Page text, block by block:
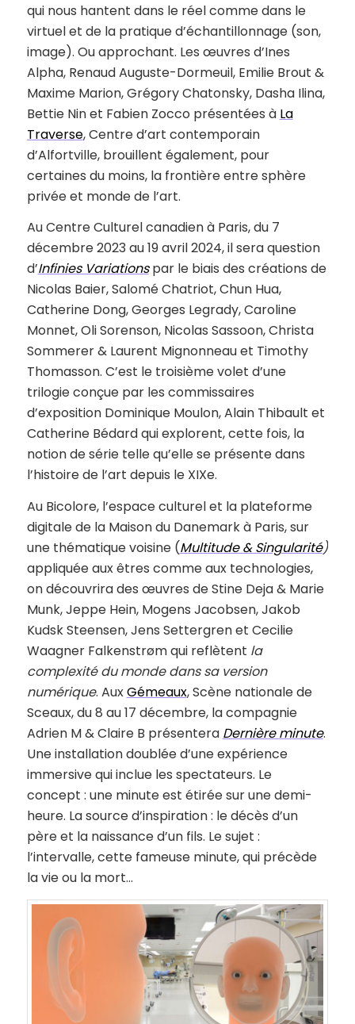
qui nous hantent dans le réel comme dans le
virtuel et de la pratique d’échantillonnage (son,
image). Ou approchant. Les œuvres d’Ines
Alpha, Renaud Auguste-Dormeuil, Emilie Brout &
Maxime Marion, Grégory Chatonsky, Dasha Ilina,
Bettie Nin et Fabien Zocco présentées à La
Traverse, Centre d’art contemporain
d’Alfortville, brouillent également, pour
certaines du moins, la frontière entre sphère
privée et monde de l’art.
Au Centre Culturel canadien à Paris, du 7
décembre 2023 au 19 avril 2024, il sera question
d’Infinies Variationspar le biais des créations de
Nicolas Baier, Salomé Chatriot, Chun Hua,
Catherine Dong, Georges Legrady, Caroline
Monnet, Oli Sorenson, Nicolas Sassoon, Christa
Sommerer & Laurent Mignonneau et Timothy
Thomasson. C’est le troisième volet d’une
trilogie conçue par les commissaires
d’exposition Dominique Moulon, Alain Thibault et
Catherine Bédard qui explorent, cette fois, la
notion de série telle qu’elle se présente dans
l’histoire de l’art depuis le XIXe.
Au Bicolore, l’espace culturel et la plateforme
digitale de la Maison du Danemark à Paris, sur
une thématique voisine (Multitude & Singularité)
appliquée aux êtres comme aux technologies,
on découvrira des œuvres de Stine Deja & Marie
Munk, Jeppe Hein, Mogens Jacobsen, Jakob
Kudsk Steensen, Jens Settergren et Cecilie
Waagner Falkenstrøm qui reflètent la
complexité du monde dans sa version
numérique. AuxGémeaux, Scène nationale de
Sceaux, du 8 au 17 décembre, la compagnie
Adrien M & Claire B présentera Dernière minute.
Une installation doublée d’une expérience
immersive qui inclue les spectateurs. Le
concept : une minute est étirée sur une demi-
heure. La source d’inspiration : le décès d’un
père et la naissance d’un fils. Le sujet :
l’intervalle, cette fameuse minute, qui précède
la vie ou la mort…